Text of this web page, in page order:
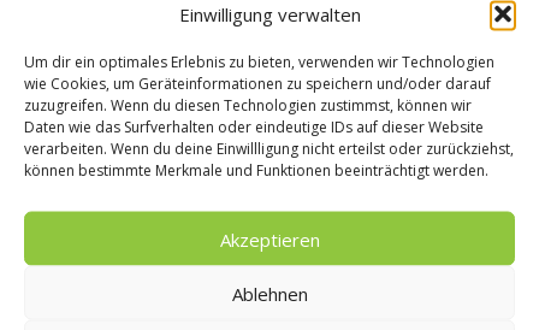
Einwilligung verwalten
Um dir ein optimales Erlebnis zu bieten, verwenden wir Technologien
wie Cookies, um Geräteinformationen zu speichern und/oder darauf
zuzugreifen. Wenn du diesen Technologien zustimmst, können wir
Daten wie das Surfverhalten oder eindeutige IDs auf dieser Website
verarbeiten. Wenn du deine Einwillligung nicht erteilst oder zurückziehst,
können bestimmte Merkmale und Funktionen beeinträchtigt werden.
Akzeptieren
Ablehnen
by Käfer
News
2023 in
World’s 50 Best
8. November